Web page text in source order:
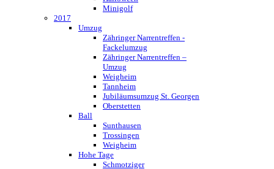
Minigolf
2017
Umzug
Zähringer Narrentreffen -
Fackelumzug
Zähringer Narrentreffen –
Umzug
Weigheim
Tannheim
Jubiläumsumzug St. Georgen
Oberstetten
Ball
Sunthausen
Trossingen
Weigheim
Hohe Tage
Schmotziger